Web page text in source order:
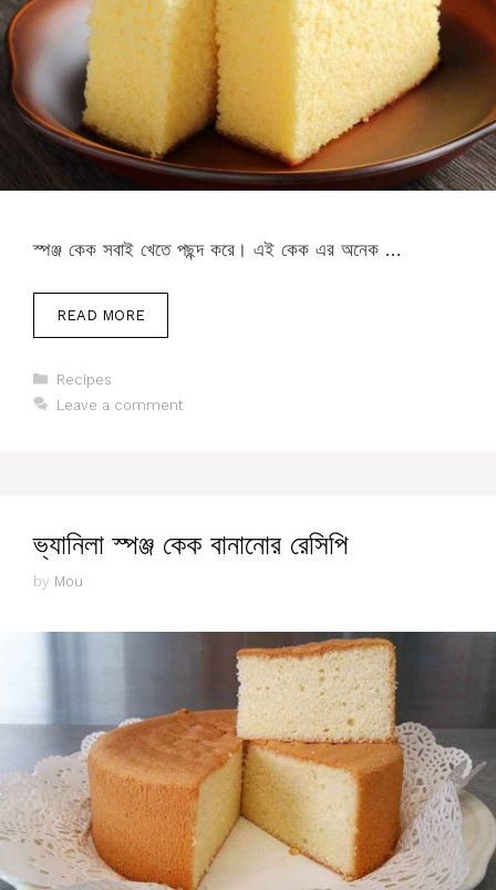
স্পঞ্জ কেক সবাই খেতে পছন্দ করে। এই কেক এর অনেক …
READ MORE
Categories
Recipes
Leave a comment
ভ্যানিলা স্পঞ্জ কেক বানানোর রেসিপি
by Mou